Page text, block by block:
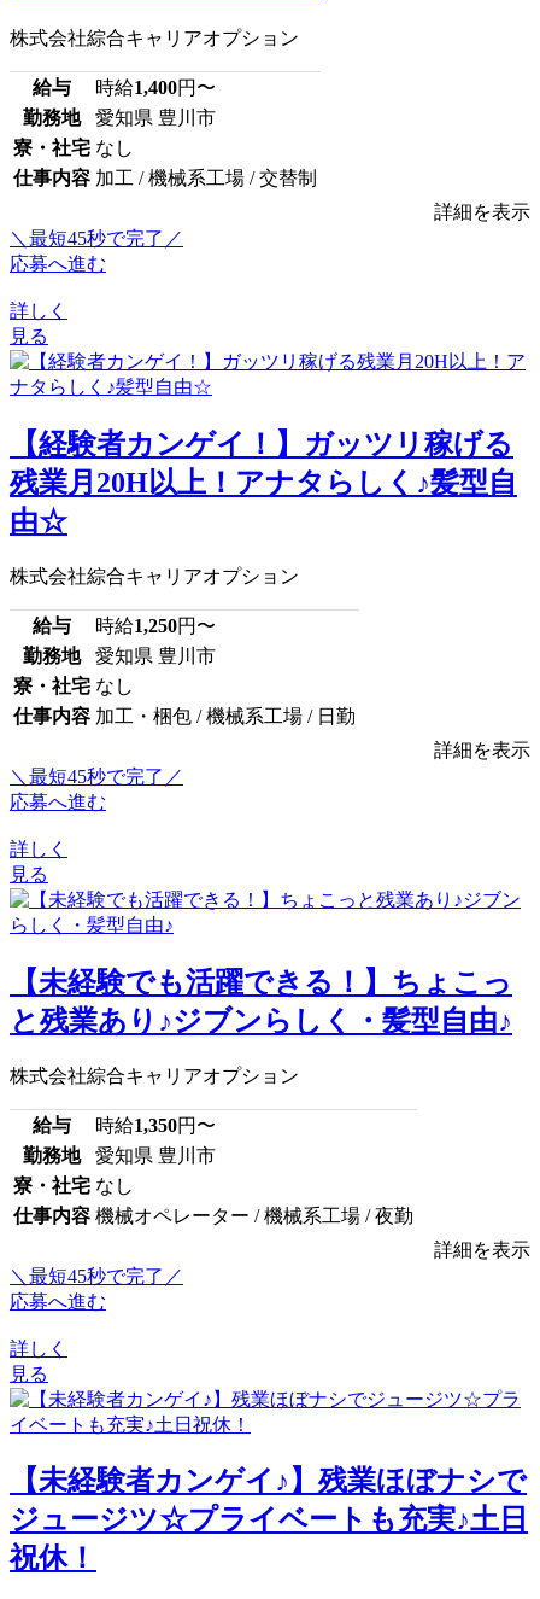
株式会社綜合キャリアオプション
給与 時給1,400円〜
勤務地
愛知県 豊川市
寮・社宅 なし
仕事内容 加工 / 機械系工場 / 交替制
詳細を表示
＼最短45秒で完了／
応募へ進む
詳しく
見る
【経験者カンゲイ！】ガッツリ稼げる
残業月20H以上！アナタらしく♪髪型自
由☆
株式会社綜合キャリアオプション
給与 時給1,250円〜
勤務地
愛知県 豊川市
寮・社宅 なし
仕事内容 加工・梱包 / 機械系工場 / 日勤
詳細を表示
＼最短45秒で完了／
応募へ進む
詳しく
見る
【未経験でも活躍できる！】ちょこっ
と残業あり♪ジブンらしく・髪型自由♪
株式会社綜合キャリアオプション
給与 時給1,350円〜
勤務地
愛知県 豊川市
寮・社宅 なし
仕事内容 機械オペレーター / 機械系工場 / 夜勤
詳細を表示
＼最短45秒で完了／
応募へ進む
詳しく
見る
【未経験者カンゲイ♪】残業ほぼナシで
ジュージツ☆プライベートも充実♪土日
祝休！